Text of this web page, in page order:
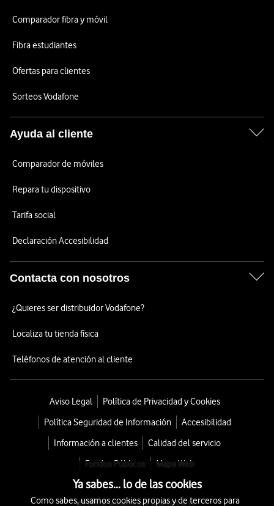
Comparador fibra y móvil
Fibra estudiantes
Ofertas para clientes
Sorteos Vodafone
Ayuda al cliente
Comparador de móviles
Repara tu dispositivo
Tarifa social
Declaración Accesibilidad
Contacta con nosotros
¿Quieres ser distribuidor Vodafone?
Localiza tu tienda física
Teléfonos de atención al cliente
Aviso Legal
Política de Privacidad y Cookies
Política Seguridad de Información
Accesibilidad
Información a clientes
Calidad del servicio
Fondos Públicos
Mapa Web
Ya sabes... lo de las cookies
Como sabes, usamos cookies propias y de terceros para